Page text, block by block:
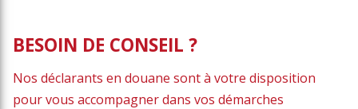
BESOIN DE CONSEIL ?
Nos déclarants en douane sont à votre disposition
pour vous accompagner dans vos démarches